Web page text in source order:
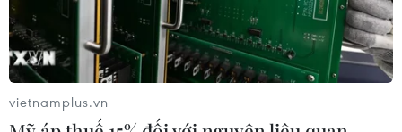
vietnamplus.vn